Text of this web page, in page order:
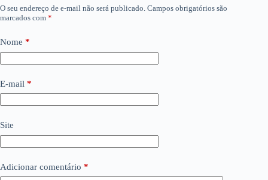
O seu endereço de e-mail não será publicado. Campos obrigatórios são
marcados com *
Nome *
E-mail *
Site
Adicionar comentário *